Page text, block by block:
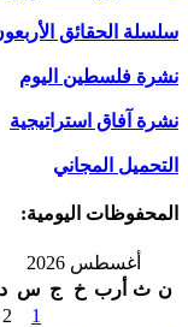
سلسلة الحقائق
نشرة فلسطين اليوم
نشرة آفاق استراتيجية
التحميل المجاني
المحفوظات اليومية:
أغسطس 2026
ن ث أرب خ ج س د
1
2